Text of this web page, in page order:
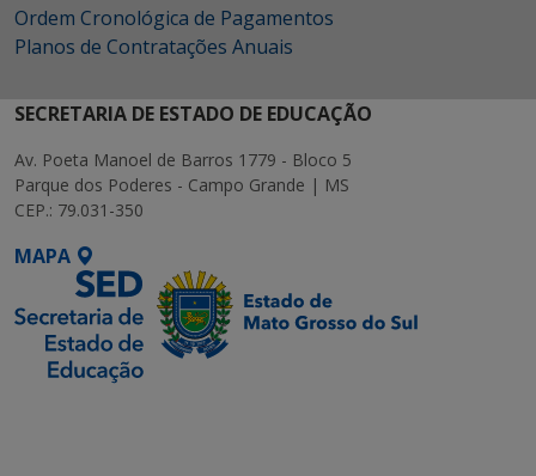
Ordem Cronológica de Pagamentos
Planos de Contratações Anuais
SECRETARIA DE ESTADO DE EDUCAÇÃO
Av. Poeta Manoel de Barros 1779 - Bloco 5
Parque dos Poderes - Campo Grande | MS
CEP.: 79.031-350
MAPA